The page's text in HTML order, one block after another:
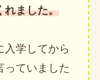
れました。
入学してから
っていました